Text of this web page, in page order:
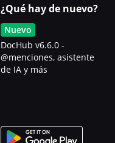
¿Qué hay de nuevo?
Nuevo
DocHub v6.6.0 -
@menciones, asistente
de IA y más